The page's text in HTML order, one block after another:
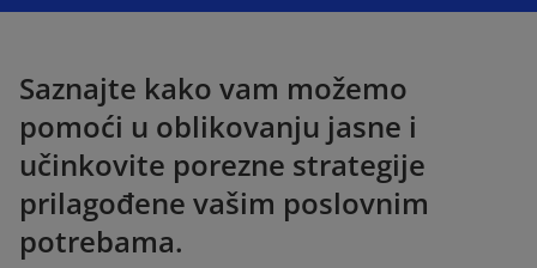
Saznajte kako vam možemo
pomoći u oblikovanju jasne i
učinkovite porezne strategije
prilagođene vašim poslovnim
potrebama.